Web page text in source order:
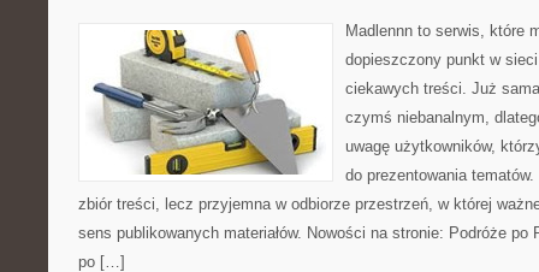
Madlennn to serwis, które
dopieszczony punkt w
ciekawych treści. Już
czymś niebanalnym,
uwagę użytkowników,
do prezentowania
zbiór treści, lecz przyjemna w odbiorze przestrzeń, w której
sens publikowanych materiałów. Nowości na stronie: Podróże
po […]